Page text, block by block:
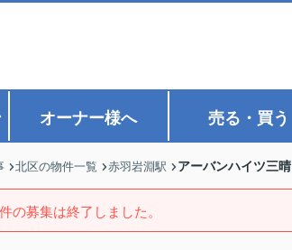
オーナー様へ 売る・買う
北区の物件一覧 赤羽岩淵駅 アーバンハイツ三晴
の募集は終了しました。